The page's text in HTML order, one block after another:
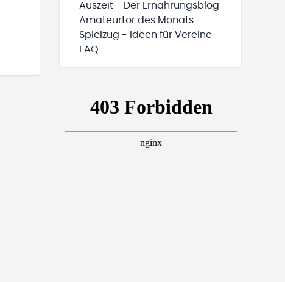
Auszeit - Der Ernährungsblog
Amateurtor des Monats
Spielzug - Ideen für Vereine
FAQ